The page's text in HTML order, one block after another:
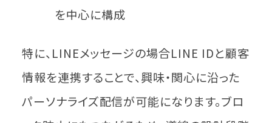
を中心に構成
特に、LINEメッセージの場合LINE IDと顧客
情報を連携することで、興味・関心に沿った
パーソナライズ配信が可能になります。ブロ